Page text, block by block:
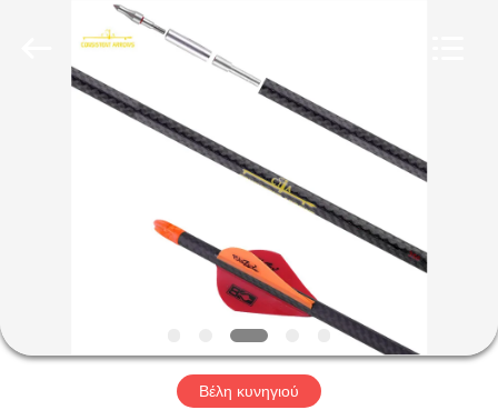
ΓΎΡΟΣ
ΕΡΓΟΣΤΑΣΊΩΝΒέλη κυνηγιού